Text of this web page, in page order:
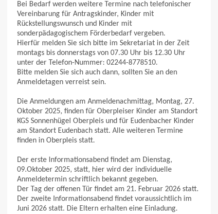
Bei Bedarf werden weitere Termine nach telefonischer
Vereinbarung für Antragskinder, Kinder mit
Rückstellungswunsch und Kinder mit
sonderpädagogischem Förderbedarf vergeben.
Hierfür melden Sie sich bitte im Sekretariat in der Zeit
montags bis donnerstags von 07.30 Uhr bis 12.30 Uhr
unter der Telefon-Nummer: 02244-8778510.
Bitte melden Sie sich auch dann, sollten Sie an den
Anmeldetagen verreist sein.
Die Anmeldungen am Anmeldenachmittag, Montag, 27.
Oktober 2025, finden für Oberpleiser Kinder am Standort
KGS Sonnenhügel Oberpleis und für Eudenbacher Kinder
am Standort Eudenbach statt. Alle weiteren Termine
finden in Oberpleis statt.
Der erste Informationsabend findet am Dienstag,
09.Oktober 2025, statt, hier wird der individuelle
Anmeldetermin schriftlich bekannt gegeben.
Der Tag der offenen Tür findet am 21. Februar 2026 statt.
Der zweite Informationsabend findet voraussichtlich im
Juni 2026 statt. Die Eltern erhalten eine Einladung.